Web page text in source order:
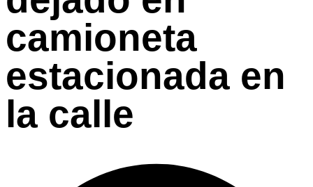
camioneta
estacionada en
la calle